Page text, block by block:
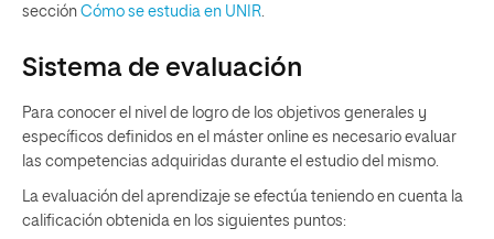
sección Cómo se estudia en UNIR.
Sistema de evaluación
Para conocer el nivel de logro de los objetivos generales y
específicos definidos en el máster online es necesario evaluar
las competencias adquiridas durante el estudio del mismo.
La evaluación del aprendizaje se efectúa teniendo en cuenta la
calificación obtenida en los siguientes puntos: